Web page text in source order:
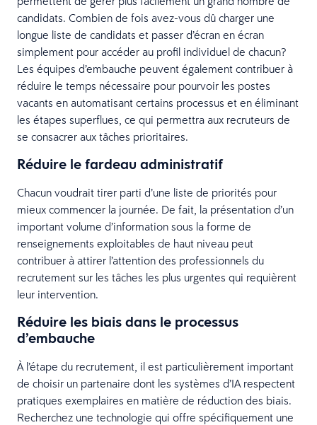
candidats. Combien de fois avez-vous dû charger une
longue liste de candidats et passer d’écran en écran
simplement pour accéder au profil individuel de chacun?
Les équipes d’embauche peuvent également contribuer à
réduire le temps nécessaire pour pourvoir les postes
vacants en automatisant certains processus et en éliminant
les étapes superflues, ce qui permettra aux recruteurs de
se consacrer aux tâches prioritaires.
Réduire le fardeau administratif
Chacun voudrait tirer parti d’une liste de priorités pour
mieux commencer la journée. De fait, la présentation d’un
important volume d’information sous la forme de
renseignements exploitables de haut niveau peut
contribuer à attirer l’attention des professionnels du
recrutement sur les tâches les plus urgentes qui requièrent
leur intervention.
Réduire les biais dans le processus
d’embauche
À l’étape du recrutement, il est particulièrement important
de choisir un partenaire dont les systèmes d’IA respectent
pratiques exemplaires en matière de réduction des biais.
Recherchez une technologie qui offre spécifiquement une